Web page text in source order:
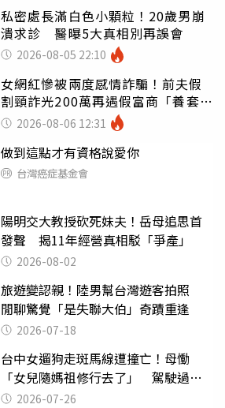
私密處長滿白色小顆粒！20歲男崩
潰求診 醫曝5大真相別再誤會
2026-08-05 22:10
女網紅慘被兩度感情詐騙！前夫假
割頸詐光200萬再遇假富商「養套殺
2000萬」
2026-08-06 12:31
做到這點才有資格說愛你
台灣癌症基金會
陽明交大教授砍死妹夫！岳母追思首
發聲 揭11年經營真相駁「爭產」
2026-08-02
旅遊變認親！陸男幫台灣遊客拍照
閒聊驚覺「是失聯大伯」奇蹟重逢
2026-07-18
台中女遛狗走斑馬線遭撞亡！母慟
「女兒隨媽祖修行去了」 駕駛過失
致死判9月
2026-07-26